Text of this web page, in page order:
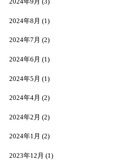
2024年9月 (3)
2024年8月 (1)
2024年7月 (2)
2024年6月 (1)
2024年5月 (1)
2024年4月 (2)
2024年2月 (2)
2024年1月 (2)
2023年12月 (1)